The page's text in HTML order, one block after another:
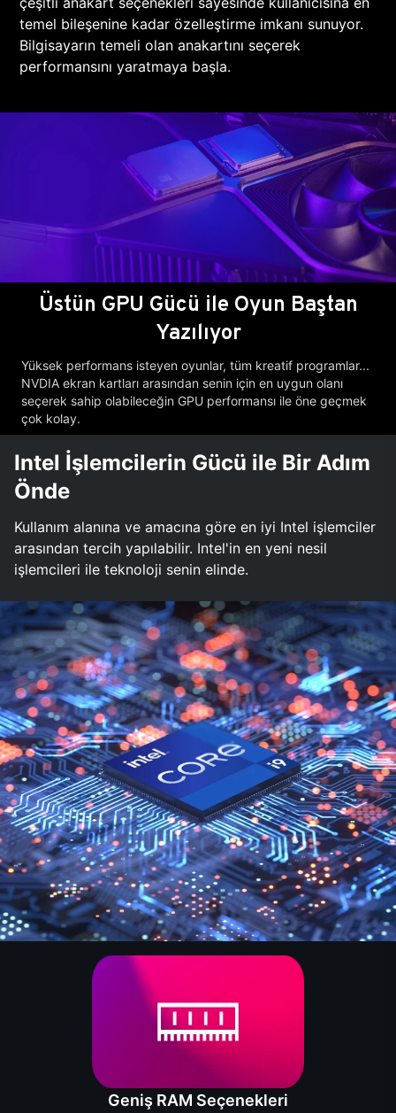
temel bileşenine kadar özelleştirme imkanı sunuyor.
Bilgisayarın temeli olan anakartını seçerek
performansını yaratmaya başla.
Üstün GPU Gücü ile Oyun Baştan
Yazılıyor
Yüksek performans isteyen oyunlar, tüm kreatif programlar...
NVDIA ekran kartları arasından senin için en uygun olanı
seçerek sahip olabileceğin GPU performansı ile öne geçmek
çok kolay.
Intel İşlemcilerin Gücü ile Bir Adım
Önde
Kullanım alanına ve amacına göre en iyi Intel işlemciler
arasından tercih yapılabilir. Intel'in en yeni nesil
işlemcileri ile teknoloji senin elinde.
Geniş RAM Seçenekleri